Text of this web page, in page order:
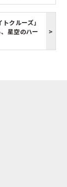
クルーズ」
星空のハー